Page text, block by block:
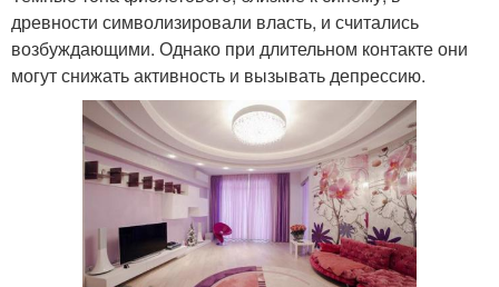
древности символизировали власть, и считались
возбуждающими. Однако при длительном контакте они
могут снижать активность и вызывать депрессию.